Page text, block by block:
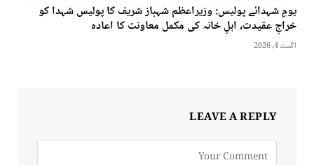
یومِ شہدائے پولیس: وزیراعظم شہباز شریف کا پولیس شہدا کو
خراجِ عقیدت، اہلِ خانہ کی مکمل معاونت کا اعادہ
اگست 4, 2026
LEAVE A REPLY